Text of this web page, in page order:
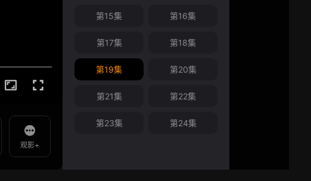
观影+
第15集 第16集
第17集 第18集
第19集 第20集
第21集 第22集
第23集 第24集